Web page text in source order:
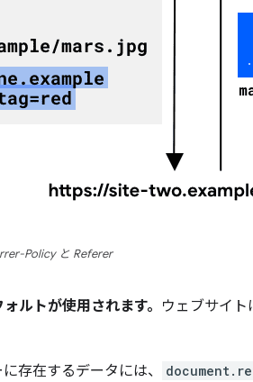
Policy と Referer
ルトが使用されます。
ウェブサイ
存在するデータには、